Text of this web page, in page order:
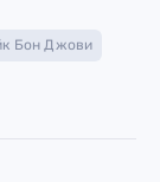
Бон Джови